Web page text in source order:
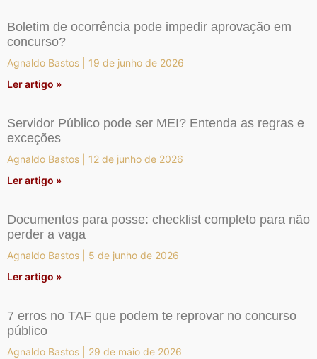
Boletim de ocorrência pode impedir aprovação em
concurso?
Agnaldo Bastos
19 de junho de 2026
Ler artigo »
Servidor Público pode ser MEI? Entenda as regras e
exceções
Agnaldo Bastos
12 de junho de 2026
Ler artigo »
Documentos para posse: checklist completo para não
perder a vaga
Agnaldo Bastos
5 de junho de 2026
Ler artigo »
7 erros no TAF que podem te reprovar no concurso
público
Agnaldo Bastos
29 de maio de 2026